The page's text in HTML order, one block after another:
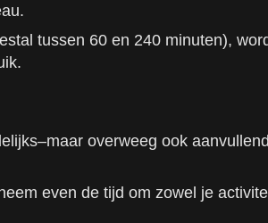
tussen 60 en 240 minuten),
overweeg ook
even de tijd om zowel je